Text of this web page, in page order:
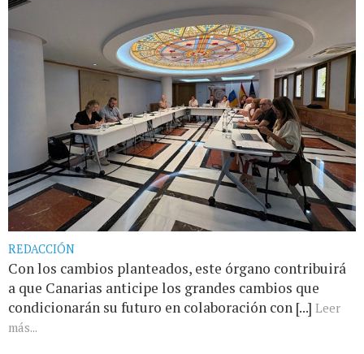
REDACCIÓN
Con los cambios planteados, este órgano contribuirá
a que Canarias anticipe los grandes cambios que
condicionarán su futuro en colaboración con [...] Leer
más...